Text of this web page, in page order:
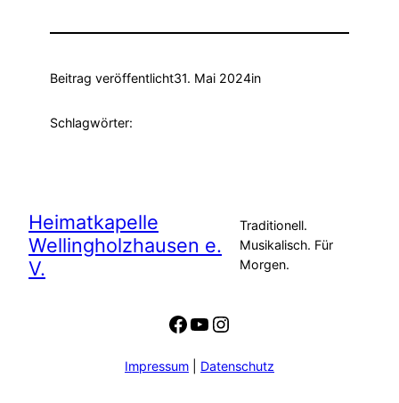
Beitrag veröffentlicht31. Mai 2024in
Schlagwörter:
Heimatkapelle
Wellingholzhausen e.
V.
Traditionell.
Musikalisch. Für
Morgen.
Facebook
YouTube
Instagram
Impressum Datenschutz